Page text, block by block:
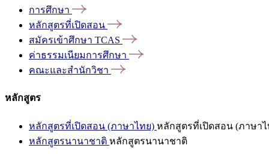
การศึกษา
หลักสูตรที่เปิดสอน
สมัครเข้าศึกษา TCAS
ค่าธรรมเนียมการศึกษา
คณะและสำนักวิชา
หลักสูตร
หลักสูตรที่เปิดสอน (ภาษาไทย) หลักสูตรที่เปิดสอน (ภาษาไ
หลักสูตรนานาชาติ หลักสูตรนานาชาติ